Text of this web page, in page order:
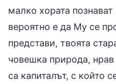
малко хората
вероятно е да Му се
представи, твоята
човешка природа,
са капиталът, с който